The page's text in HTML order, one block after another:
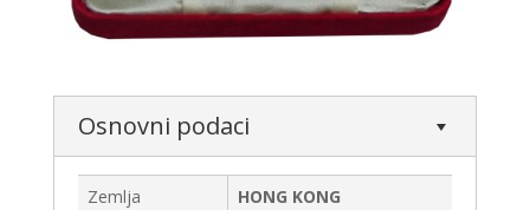
Osnovni podaci
Zemlja
HONG KONG